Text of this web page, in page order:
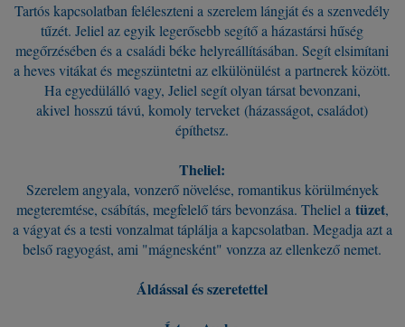
Tartós kapcsolatban feléleszteni a szerelem lángját és a szenvedély
tűzét. Jeliel az egyik legerősebb segítő a házastársi hűség
megőrzésében és a családi béke helyreállításában. Segít elsimítani
a heves vitákat és megszüntetni az elkülönülést a partnerek között.
Ha egyedülálló vagy, Jeliel segít olyan társat bevonzani,
akivel hosszú távú, komoly terveket (házasságot, családot)
építhetsz.
Theliel:
Szerelem angyala, vonzerő növelése, romantikus körülmények
megteremtése, csábítás, megfelelő társ bevonzása. Theliel a tüzet,
a vágyat és a testi vonzalmat táplálja a kapcsolatban. Megadja azt a
belső ragyogást, ami "mágnesként" vonzza az ellenkező nemet.
Áldással és szeretettel